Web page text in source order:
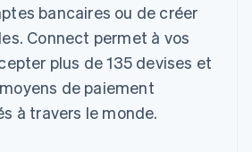
bancaires ou de créer
Connect permet à vos
plus de 135 devises et
de paiement
à travers le monde.